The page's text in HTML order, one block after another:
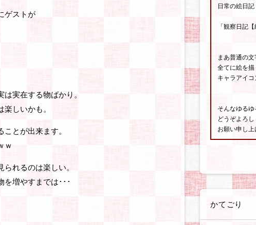
ゲストが
実在する物ばかり。
しいかも。
とが出来ます。
ｗ
れるのは楽しい。
を増やすまでは･･･
日常の絵日記
「観察日記【
まあ普通の
全てに絵を
キャラアイ
そんなゆる
どうぞよろし
お願い申し
かてごり